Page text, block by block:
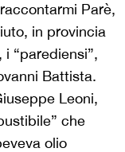
Parè,
in provincia
“parediensi”,
Battista.
Leoni,
che
olio